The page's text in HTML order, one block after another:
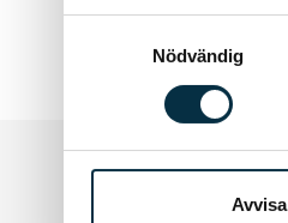
Nödvändig
Avvisa